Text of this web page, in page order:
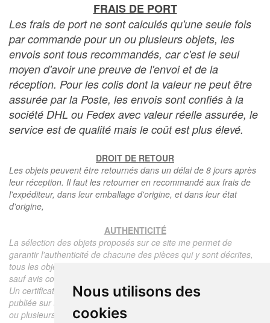
Nous utilisons des
cookies
FRAIS DE PORT
Les frais de port ne sont calculés qu'une seule fois
par commande pour un ou plusieurs objets, les
envois sont tous recommandés, car c'est le seul
moyen d'avoir une preuve de l'envoi et de la
réception. Pour les colis dont la valeur ne peut être
assurée par la Poste, les envois sont confiés à la
société DHL ou Fedex avec valeur réelle assurée, le
service est de qualité mais le coût est plus élevé.
DROIT DE RETOUR
Les objets peuvent être retournés dans un délai de 8 jours après
leur réception. Il faut les retourner en recommandé aux frais de
l'expéditeur, dans leur emballage d'origine, et dans leur état
d'origine,
AUTHENTICITÉ
La sélection des objets proposés sur ce site me permet de
garantir l'authenticité de chacune des pièces qui y sont décrites,
tous les objets proposés sont garantis d'époque et authentiques,
sauf avis contraire ou restriction dans la description.
Un certificat d'authenticité de l'objet reprenant la description
publiée sur le site, l'époque, le prix de vente, accompagné d'une
ou plusieurs photographies en couleurs est communiqué